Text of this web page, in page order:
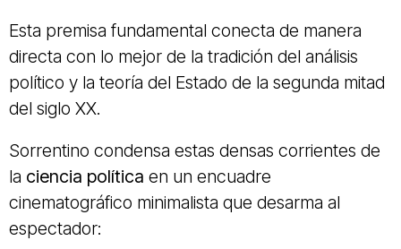
Esta premisa fundamental conecta de manera
directa con lo mejor de la tradición del análisis
político y la teoría del Estado de la segunda mitad
del siglo XX.
Sorrentino condensa estas densas corrientes de
la ciencia política en un encuadre
cinematográfico minimalista que desarma al
espectador: